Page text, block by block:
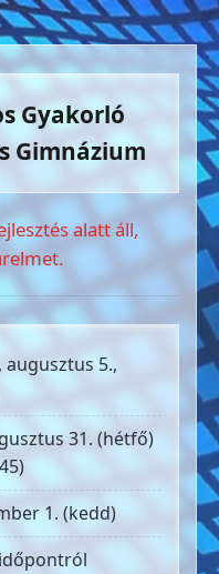
Gyakorló
Gimnázium
alatt áll,
augusztus 5.,
31. (hétfő)
1. (kedd)